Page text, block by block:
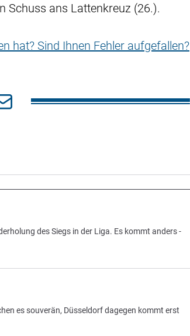
Schuss ans Lattenkreuz (26.).
hat? Sind Ihnen Fehler aufgefallen?
des Siegs in der Liga. Es kommt anders -
es souverän, Düsseldorf dagegen kommt erst